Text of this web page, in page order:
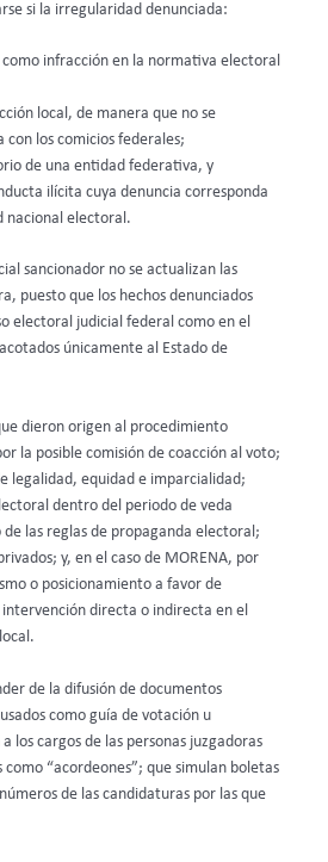
si la irregularidad denunciada:
infracción en la normativa electoral
local, de manera que no se
los comicios federales;
de una entidad federativa, y
ilícita cuya denuncia corresponda
nacional electoral.
sancionador no se actualizan las
puesto que los hechos denunciados
electoral judicial federal como en el
únicamente al Estado de
dieron origen al procedimiento
la posible comisión de coacción al voto;
legalidad, equidad e imparcialidad;
dentro del periodo de veda
las reglas de propaganda electoral;
y, en el caso de MORENA, por
o posicionamiento a favor de
directa o indirecta en el
de la difusión de documentos
como guía de votación u
los cargos de las personas juzgadoras
“acordeones”; que simulan boletas
de las candidaturas por las que